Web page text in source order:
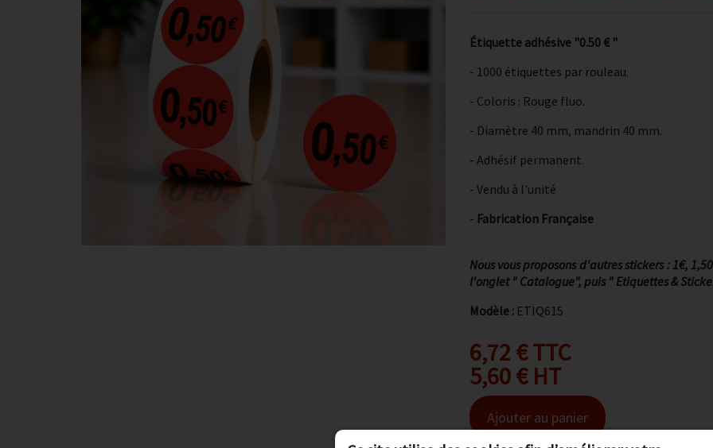
Étiquette adhésive "0.50 € "
- 1000 étiquettes par rouleau.
- Coloris : Rouge fluo.
- Diamètre 40 mm, mandrin 40 mm.
- Adhésif permanent.
- Vendu à l'unité
- Fabrication Française
Nous vous proposons d'autres stickers : 1€,
l'onglet " Catalogue", puis " Etiquettes &
Modèle :ETIQ615
6,72 € TTC
5,60 € HT
Ajouter au panier